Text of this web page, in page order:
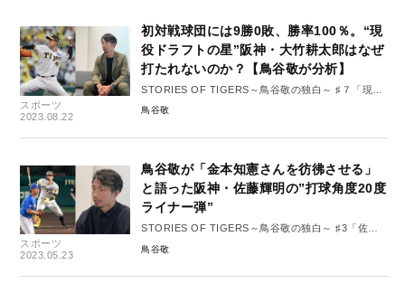
スポーツ
2023.08.22
初対戦球団には9勝0敗、勝率100％。“現
役ドラフトの星”阪神・大竹耕太郎はなぜ
打たれないのか？【鳥谷敬が分析】
STORIES OF TIGERS～鳥谷敬の独白～ ♯７「現役
ドラフトを機に開花 大竹耕太郎」
鳥谷敬
スポーツ
2023.05.23
鳥谷敬が「金本知憲さんを彷彿させる」
と語った阪神・佐藤輝明の”打球角度20度
ライナー弾”
STORIES OF TIGERS～鳥谷敬の独白～ ♯3「佐藤
輝明 覚醒の予感」
鳥谷敬